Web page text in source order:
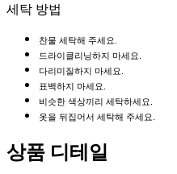
세탁 방법
찬물 세탁해 주세요.
드라이클리닝하지 마세요.
다리미질하지 마세요.
표백하지 마세요.
비슷한 색상끼리 세탁하세요.
옷을 뒤집어서 세탁해 주세요.
상품 디테일